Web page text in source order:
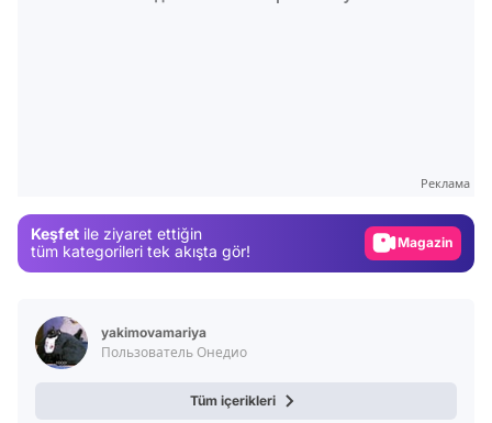
Реклама
Keşfet ile ziyaret ettiğin
tüm kategorileri tek akışta gör!
Magazin
yakimovamariya
Пользователь Онедио
Tüm içerikleri